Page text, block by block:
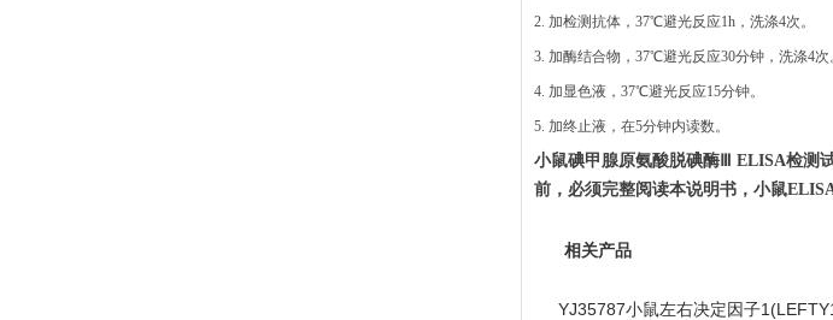
2. 加检测抗体， 37℃避光反应1h，洗涤4次。
3. 加酶结合物， 37℃避光反应30分钟，洗涤4次
4. 加显色液，37℃避光反应15分钟。
5. 加终止液，在5分钟内读数。
小鼠碘甲腺原氨酸脱碘酶 ELISA检测
前，必须完整阅读本说明书 ， 小鼠
相关产品
YJ35787小鼠左右决定因子